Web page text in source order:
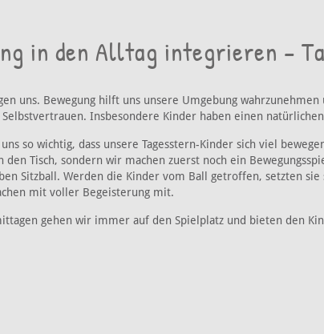
in den Alltag integrieren –
uns. Bewegung hilft uns unsere Umgebung
Selbstvertrauen. Insbesondere Kinder haben einen
so wichtig, dass unsere Tagesstern-Kinder sich viel
den Tisch, sondern wir machen zuerst noch ein
Sitzball. Werden die Kinder vom Ball getroffen, setzten
mit voller Begeisterung mit.
gehen wir immer auf den Spielplatz und bieten den